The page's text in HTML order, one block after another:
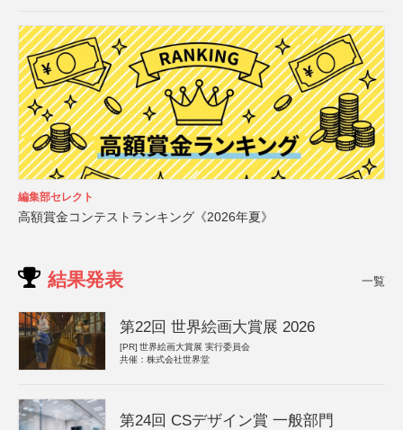
編集部セレクト
高額賞金コンテストランキング《2026年夏》
結果発表 一覧
第22回 世界絵画大賞展 2026
[PR] 世界絵画大賞展 実行委員会
共催：株式会社世界堂
第24回 CSデザイン賞 一般部門